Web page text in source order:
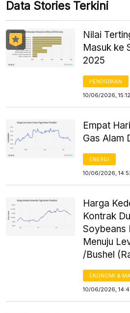
Data Stories Terkini
Nilai
Masuk ke
2025
PENDIDIKAN
10/06/2026,
Empat
Gas Alam
ENERGI
10/06/2026,
Harga
Kontrak
Soybeans
Menuju
/Bushel
EKONOMI &
10/06/2026,